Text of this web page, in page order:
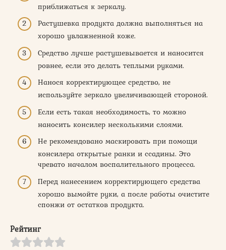
приближаться к зеркалу.
Растушевка продукта должна выполняться на
хорошо увлажненной коже.
Средство лучше растушевывается и наносится
ровнее, если это делать теплыми руками.
Нанося корректирующее средство, не
используйте зеркало увеличивающей стороной.
Если есть такая необходимость, то можно
наносить консилер несколькими слоями.
Не рекомендовано маскировать при помощи
консилера открытые ранки и ссадины. Это
чревато началом воспалительного процесса.
Перед нанесением корректирующего средства
хорошо вымойте руки, а после работы очистите
спонжи от остатков продукта.
Рейтинг